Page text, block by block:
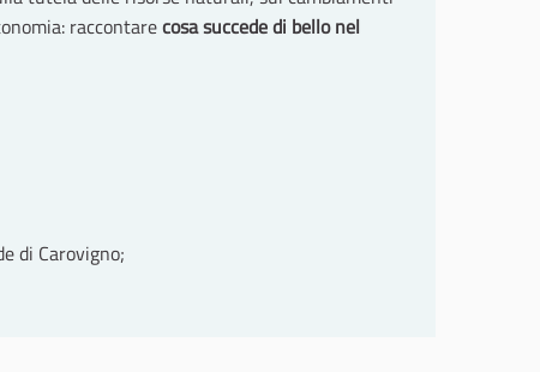
raccontarecosa succede di bello nel
di Carovigno;